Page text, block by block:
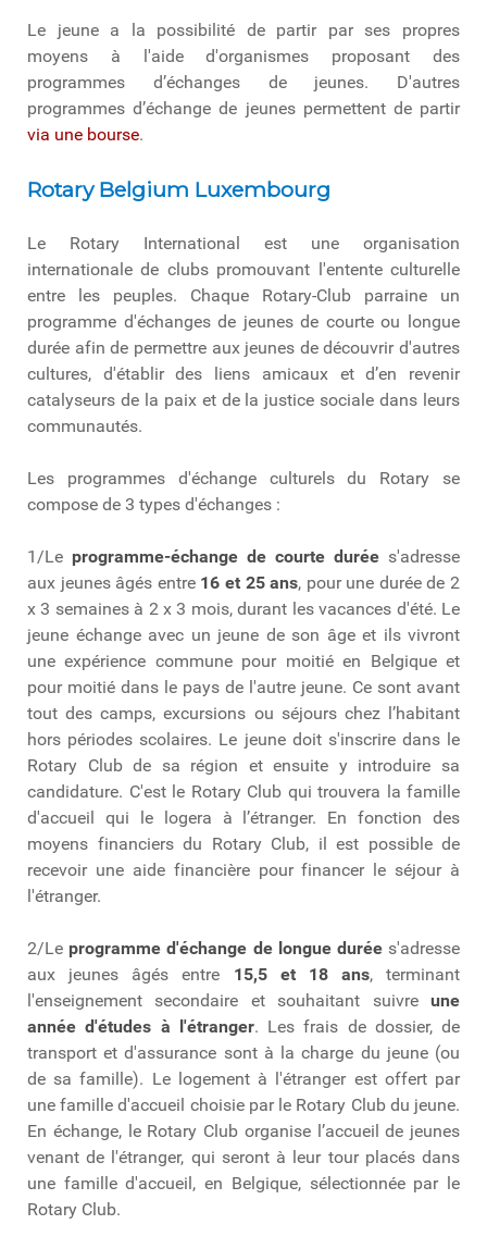
Le jeune a la possibilité de partir par ses propres
moyens à l'aide d'organismes proposant des
programmes d’échanges de jeunes. D'autres
programmes d’échange de jeunes permettent de partir
via une bourse.
Rotary Belgium Luxembourg
Le Rotary International est une organisation
internationale de clubs promouvant l'entente culturelle
entre les peuples. Chaque Rotary-Club parraine un
programme d'échanges de jeunes de courte ou longue
durée afin de permettre aux jeunes de découvrir d'autres
cultures, d'établir des liens amicaux et d’en revenir
catalyseurs de la paix et de la justice sociale dans leurs
communautés.
Les programmes d'échange culturels du Rotary se
compose de 3 types d'échanges :
1/Le programme-échange de courte durée s'adresse
aux jeunes âgés entre 16 et 25 ans, pour une durée de 2
x 3 semaines à 2 x 3 mois, durant les vacances d'été. Le
jeune échange avec un jeune de son âge et ils vivront
une expérience commune pour moitié en Belgique et
pour moitié dans le pays de l'autre jeune. Ce sont avant
tout des camps, excursions ou séjours chez l’habitant
hors périodes scolaires. Le jeune doit s'inscrire dans le
Rotary Club de sa région et ensuite y introduire sa
candidature. C'est le Rotary Club qui trouvera la famille
d'accueil qui le logera à l’étranger. En fonction des
moyens financiers du Rotary Club, il est possible de
recevoir une aide financière pour financer le séjour à
l'étranger.
2/Le programme d'échange de longue durées'adresse
aux jeunes âgés entre 15,5 et 18 ans, terminant
l'enseignement secondaire et souhaitant suivre une
année d'études à l'étranger. Les frais de dossier, de
transport et d'assurance sont à la charge du jeune (ou
de sa famille). Le logement à l'étranger est offert par
une famille d'accueil choisie par le Rotary Club du jeune.
En échange, le Rotary Club organise l’accueil de jeunes
venant de l'étranger, qui seront à leur tour placés dans
une famille d'accueil, en Belgique, sélectionnée par le
Rotary Club.